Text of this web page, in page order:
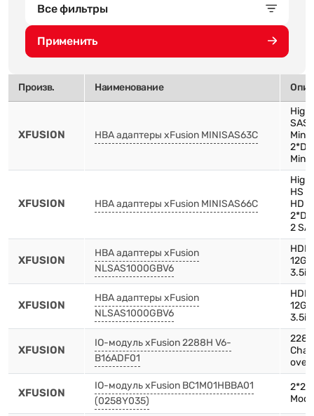
Все фильтры
Применить
Произв. Наименование
XFUSION HBA адаптеры xFusion MINISAS63C
High
SAS
Mini
Mini
XFUSION HBA адаптеры xFusion MINISAS66C
High
HS
HD
2
XFUSION
HBA адаптеры xFusion
NLSAS1000GBV6
XFUSION
HBA адаптеры xFusion
NLSAS1000GBV6
XFUSION
IO-модуль xFusion 2288H V6-
B16ADF01
XFUSION
IO-модуль xFusion BC1M01HBBA01
(0258Y035)